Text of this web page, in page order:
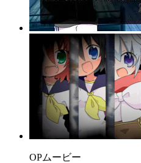
OPムービー